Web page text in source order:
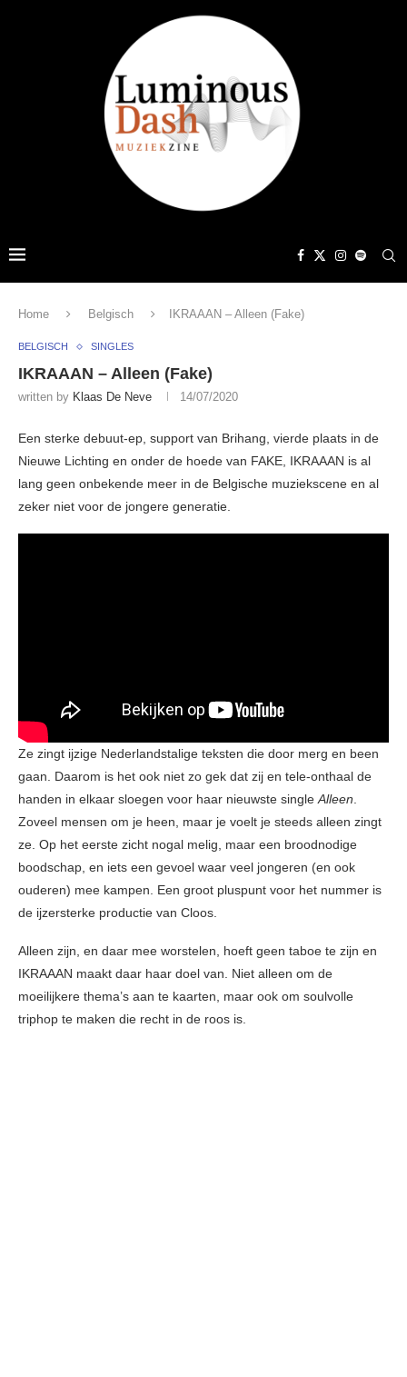
Home Belgisch IKRAAAN – Alleen (Fake)
BELGISCH SINGLES
IKRAAAN – Alleen (Fake)
written by Klaas De Neve 14/07/2020
Een sterke debuut-ep, support van Brihang, vierde plaats in de
Nieuwe Lichting en onder de hoede van FAKE, IKRAAAN is al
lang geen onbekende meer in de Belgische muziekscene en al
zeker niet voor de jongere generatie.
Ze zingt ijzige Nederlandstalige teksten die door merg en been
gaan. Daarom is het ook niet zo gek dat zij en tele-onthaal de
handen in elkaar sloegen voor haar nieuwste single Alleen
Zoveel mensen om je heen, maar je voelt je steeds alleen zingt
ze. Op het eerste zicht nogal melig, maar een broodnodige
boodschap, en iets een gevoel waar veel jongeren (en ook
ouderen) mee kampen. Een groot pluspunt voor het nummer is
de ijzersterke productie van Cloos.
Alleen zijn, en daar mee worstelen, hoeft geen taboe te zijn en
IKRAAAN maakt daar haar doel van. Niet alleen om de
moeilijkere thema’s aan te kaarten, maar ook om soulvolle
triphop te maken die recht in de roos is.